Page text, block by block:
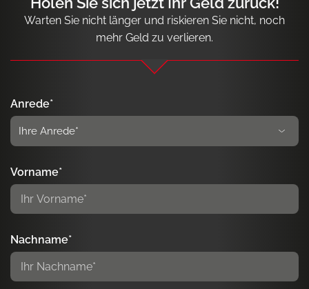
Warten Sie nicht länger und riskieren Sie nicht, noch
mehr Geld zu verlieren.
Anrede*
Vorname*
Nachname*